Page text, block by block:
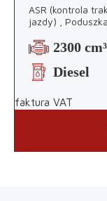
ASR (kontrola
jazdy) ,
2300 cm³
Diesel
faktura VAT